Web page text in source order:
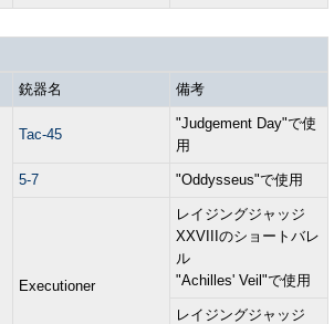
銃器名 備考
Tac-45
"Judgement Day"で使
用
5-7 "Oddysseus"で使用
Executioner
レイジングジャッジ
XXVIIIのショートバレ
ル
"Achilles' Veil"で使用
レイジングジャッジ